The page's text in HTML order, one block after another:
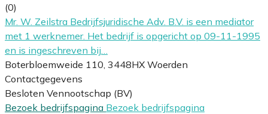
(0)
Mr. W. Zeilstra Bedrijfsjuridische Adv. B.V. is een mediator
met 1 werknemer. Het bedrijf is opgericht op 09-11-1995
en is ingeschreven bij…
Boterbloemweide 110, 3448HX Woerden
Contactgegevens
Besloten Vennootschap (BV)
Bezoek bedrijfspagina Bezoek bedrijfspagina